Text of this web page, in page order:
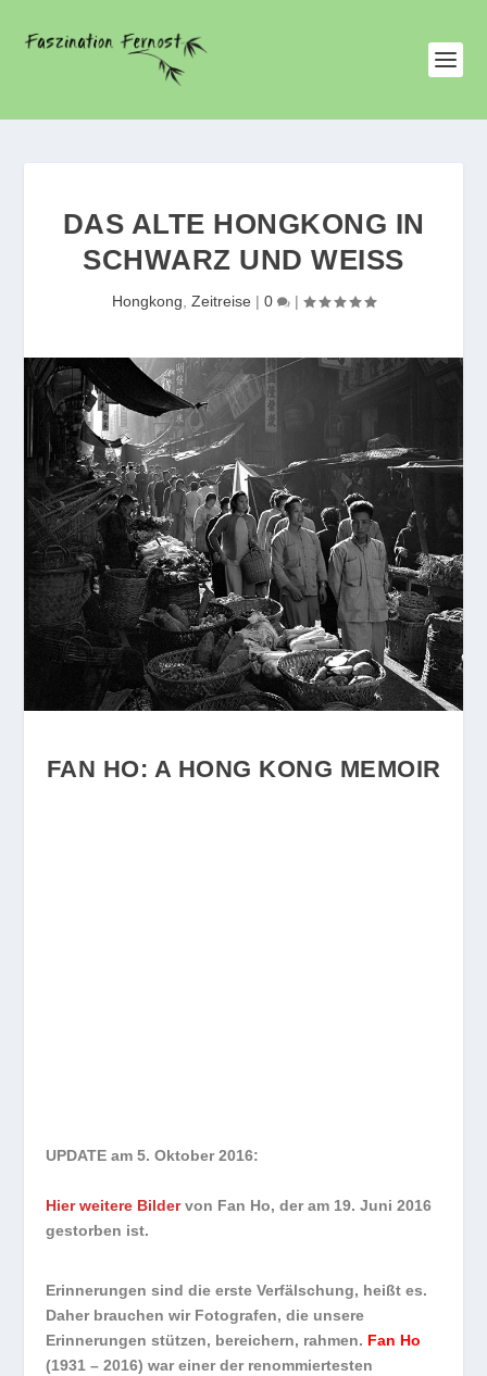
DAS ALTE HONGKONG IN
SCHWARZ UND WEISS
Hongkong Zeitreise | 0 |
FAN HO: A HONG KONG MEMOIR
UPDATE am 5. Oktober 2016:
Hier weitere Bildervon Fan Ho, der am 19. Juni 2016
gestorben ist.
Erinnerungen sind die erste Verfälschung, heißt es.
Daher brauchen wir Fotografen, die unsere
Erinnerungen stützen, bereichern, rahmen. Fan Ho
(1931 – 2016) war einer der renommiertesten